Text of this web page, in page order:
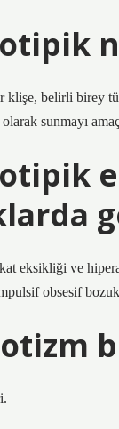
klişe, belirli birey
sunmayı
eksikliği ve
obsesif